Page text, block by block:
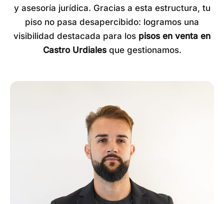
y asesoría jurídica. Gracias a esta estructura, tu
piso no pasa desapercibido: logramos una
visibilidad destacada para los pisos en venta en
Castro Urdialesque gestionamos.